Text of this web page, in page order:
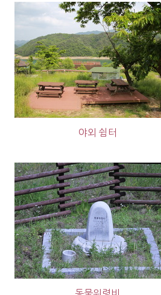
야외 쉼터